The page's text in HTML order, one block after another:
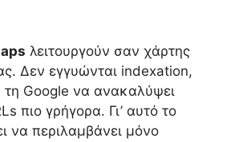
λειτουργούν σαν χάρτης
Δεν εγγυώνται indexation,
Google να ανακαλύψει
πιο γρήγορα. Γι’ αυτό το
να περιλαμβάνει μόνο